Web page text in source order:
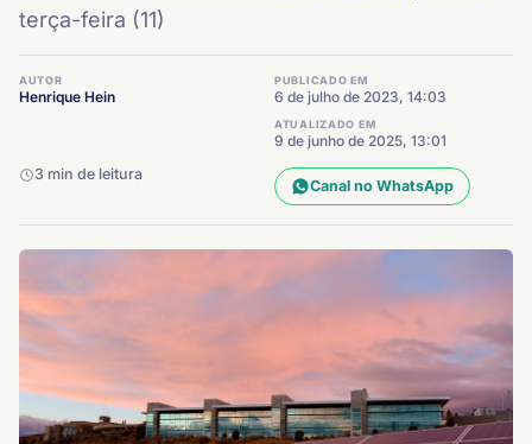
terça-feira (11)
AUTOR
Henrique Hein
PUBLICADO EM
6 de julho de 2023, 14:03
ATUALIZADO EM
9 de junho de 2025, 13:01
3 min de leitura
Canal no WhatsApp